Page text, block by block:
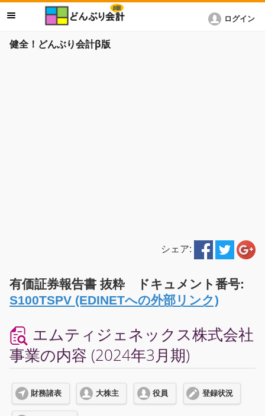
健全！どんぶり会計β版
ログイン
シェア:
有価証券報告書 抜粋 ドキュメント番号:
S100TSPV (EDINETへの外部リンク)
エムティジェネックス株式会社
事業の内容 (2024年3月期)
財務諸表 大株主 役員 登録状況